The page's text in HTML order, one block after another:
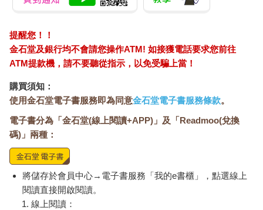
提醒您！！
金石堂及銀行均不會請您操作ATM! 如接獲電話要求您前往
ATM提款機，請不要聽從指示，以免受騙上當！
購買須知：
使用金石堂電子書服務即為同意金石堂電子書服務條款。
電子書分為「金石堂(線上閱讀+APP)」及「Readmoo(兌換
碼)」兩種：
將儲存於會員中心→電子書服務「我的e書櫃」，點選線上
閱讀直接開啟閱讀。
線上閱讀：